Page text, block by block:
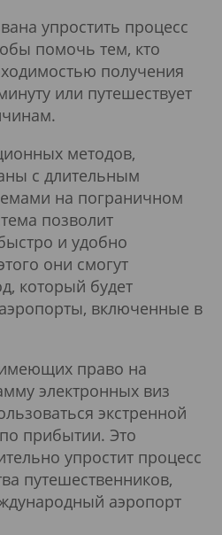
упростить процесс
помочь тем, кто
получения
или путешествует
методов,
с длительным
на пограничном
позволит
и удобно
они смогут
который будет
включенные в
право на
электронных виз
экстренной
прибытии. Это
упростит процесс
путешественников,
аэропорт